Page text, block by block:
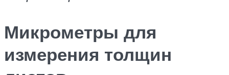
Микрометры для
измерения толщин